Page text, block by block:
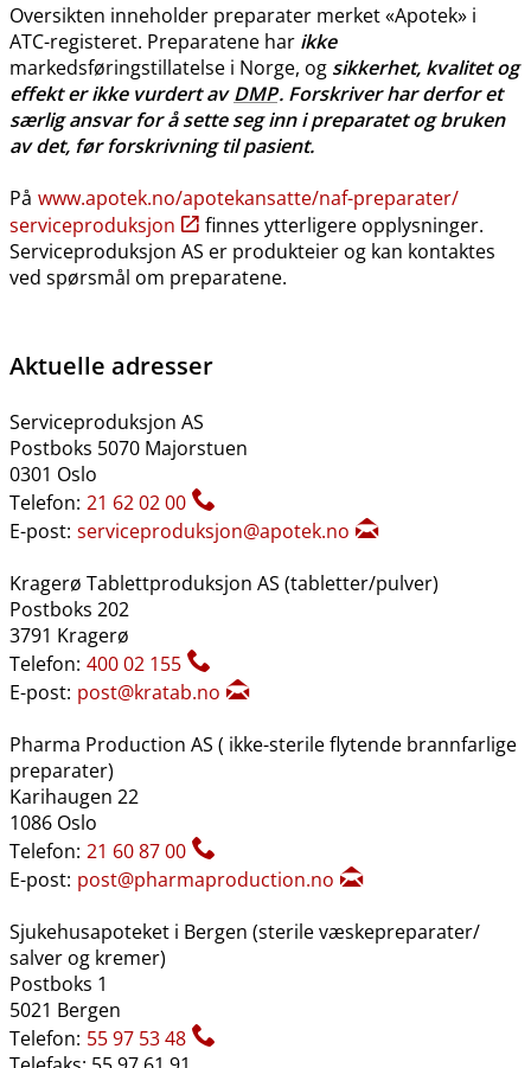
Oversikten inneholder preparater merket «Apotek» i
ATC-registeret. Preparatene har ikke
markedsføringstillatelse i Norge, og sikkerhet, kvalitet og
effekt er ikke vurdert avDMP. Forskriver har derfor et
særlig ansvar for å sette seg inn i preparatet og bruken
av det, før forskrivning til pasient.
På www.apotek.no​/​apotekansatte​/​naf-preparater​/​
serviceproduksjon
finnes ytterligere opplysninger.
Serviceproduksjon AS er produkteier og kan kontaktes
ved spørsmål om preparatene.
Aktuelle adresser
Serviceproduksjon AS
Postboks 5070 Majorstuen
0301 Oslo
Telefon: 21 62 02 00
E-post: serviceproduksjon@apotek.no
Kragerø Tablettproduksjon AS (tabletter​/​pulver)
Postboks 202
3791 Kragerø
Telefon: 400 02 155
E-post: post@kratab.no
Pharma Production AS ( ikke-sterile flytende brannfarlige
preparater)
Karihaugen 22
1086 Oslo
Telefon: 21 60 87 00
E-post: post@pharmaproduction.no
Sjukehusapoteket i Bergen (sterile væskepreparater​/​
salver og kremer)
Postboks 1
5021 Bergen
Telefon: 55 97 53 48